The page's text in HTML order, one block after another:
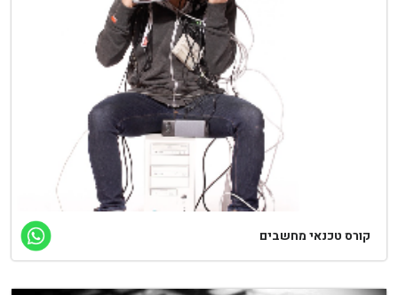
קורס טכנאי מחשבים